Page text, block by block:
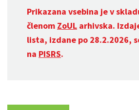
Prikazana vsebina je v
členom ZoUL arhivska.
lista, izdane po 28.2.2026,
na PISRS.